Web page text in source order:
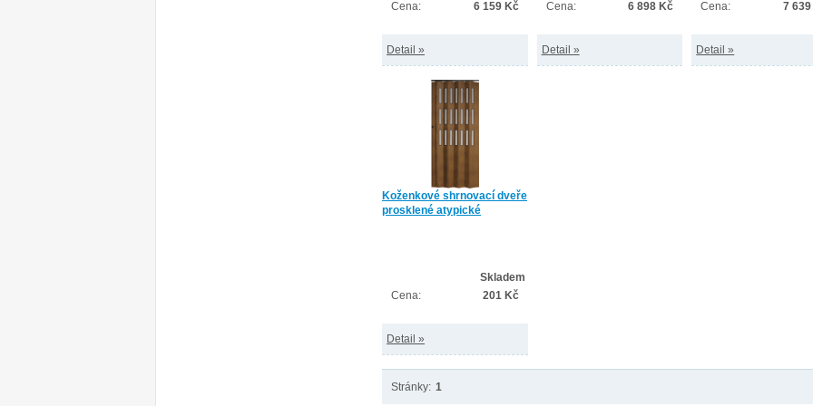
6 159 Kč
Cena:
Detail »
6 898 Kč
Cena:
Detail »
7
Cena:
Detail »
Koženkové shrnovací dveře
prosklené atypické
Skladem
201 Kč
Cena:
Detail »
Stránky: 1